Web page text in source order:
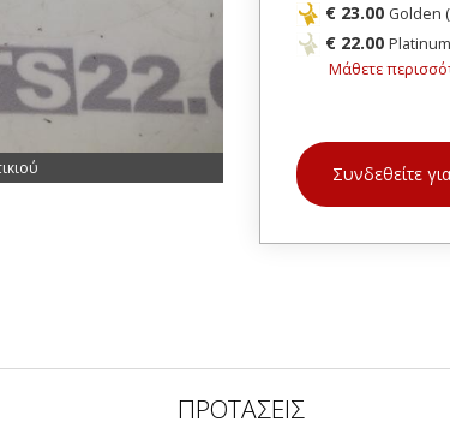
€ 23.00 Golden
€ 22.00
Μάθετε
Συνδεθείτε
ΠΡΟΤΑΣΕΙΣ